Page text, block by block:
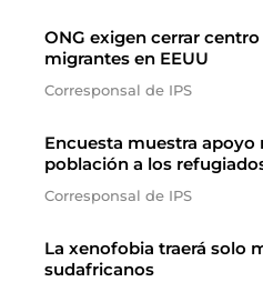
ONG exigen cerrar
migrantes en EEUU
Corresponsal de IPS
Encuesta muestra apoyo
población a los
Corresponsal de IPS
La xenofobia traerá solo
sudafricanos